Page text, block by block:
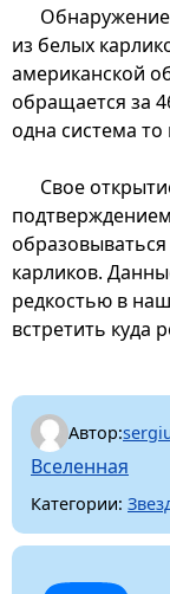
из белых
американской
обращается за
одна система
Свое
карликов.
редкостью в
встретить куда
Автор:
Вселенная
Категории: